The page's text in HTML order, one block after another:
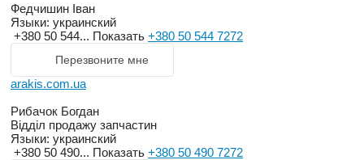
Федчишин Іван
Языки: украинский
+380 50 544... Показать +380 50 544 7272
Перезвоните мне
arakis.com.ua
Рибачок Богдан
Відділ продажу запчастин
Языки: украинский
+380 50 490... Показать +380 50 490 7272